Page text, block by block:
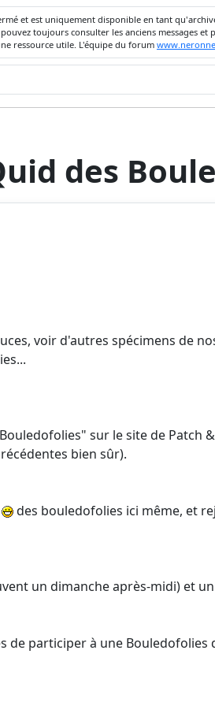
et est uniquement disponible en tant
toujours consulter les anciens messages
ressource utile. L'équipe du forum
des
voir d'autres spécimens de
sur le site de Patch
bien sûr).
des bouledofolies ici même, et
un dimanche après-midi) et
de participer à une